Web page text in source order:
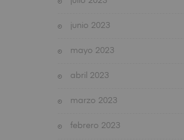
junio 2023
mayo 2023
abril 2023
marzo 2023
febrero 2023